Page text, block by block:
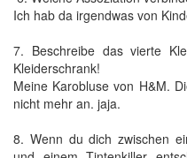
Ich hab da irgendwas von
7. Beschreibe das vierte
Kleiderschrank!
Meine Karobluse von H&M.
nicht mehr an. jaja.
8. Wenn du dich zwischen